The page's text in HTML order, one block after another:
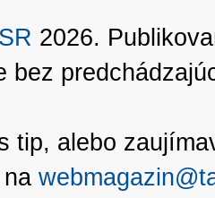
2026.
bez
tip, alebo